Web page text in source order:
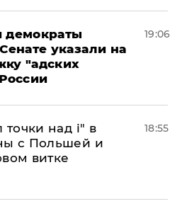
демократы
указали на
"адских
19:06
точки над і" в
с Польшей и
витке
18:55